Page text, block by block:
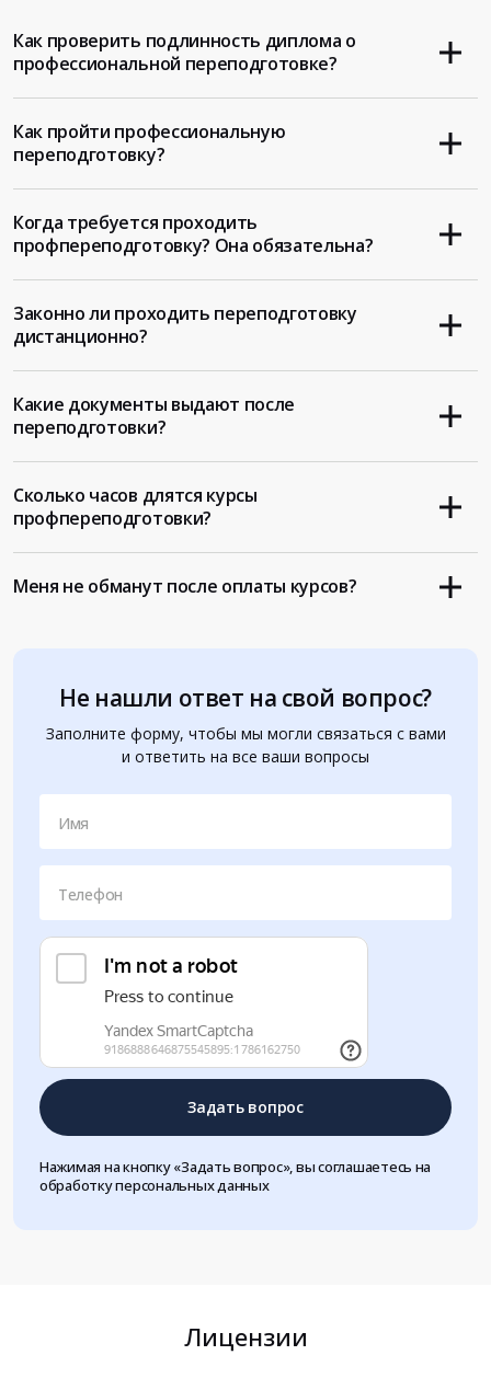
Не нашли ответ на свой вопрос?
Заполните форму, чтобы мы могли связаться с вами
и ответить на все ваши вопросы
Имя
Телефон
Задать вопрос
Нажимая на кнопку «Задать вопрос», вы соглашаетесь на
обработку персональных данных
Как проверить подлинность диплома о
профессиональной переподготовке?
Как пройти профессиональную
переподготовку?
Когда требуется проходить
профпереподготовку? Она обязательна?
Законно ли проходить переподготовку
дистанционно?
Какие документы выдают после
переподготовки?
Сколько часов длятся курсы
профпереподготовки?
Меня не обманут после оплаты курсов?
Лицензии